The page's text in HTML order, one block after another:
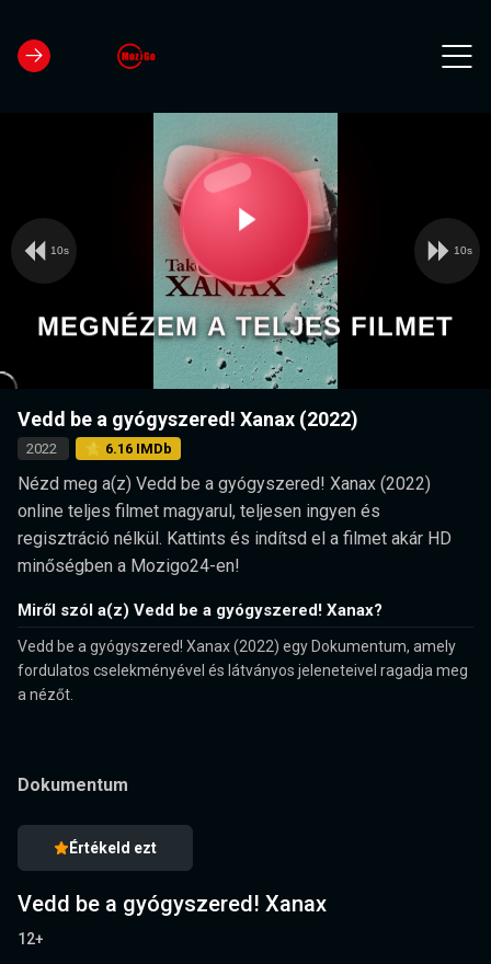
loading.
Play
Video
10s 10s
MEGNÉZEM A TELJES FILMET
Vedd be a gyógyszered! Xanax (2022)
2022 ⭐ 6.16 IMDb
Nézd meg a(z) Vedd be a gyógyszered! Xanax (2022)
online teljes filmet magyarul, teljesen ingyen és
regisztráció nélkül. Kattints és indítsd el a filmet akár HD
minőségben a Mozigo24-en!
Miről szól a(z) Vedd be a gyógyszered! Xanax?
Vedd be a gyógyszered! Xanax (2022) egy Dokumentum, amely
fordulatos cselekményével és látványos jeleneteivel ragadja meg
a nézőt.
Dokumentum
Értékeld ezt
Vedd be a gyógyszered! Xanax
12+